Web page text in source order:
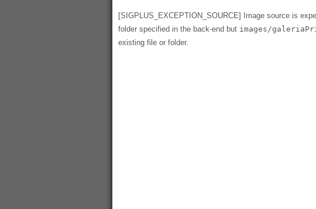
[SIGPLUS_EXCEPTION_SOURCE] Image source is
folder specified in the back-end but images/
existing file or folder.